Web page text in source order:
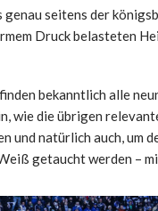
seitens der
Druck belasteten
bekanntlich alle
wie die übrigen
und natürlich auch, um
getaucht werden –